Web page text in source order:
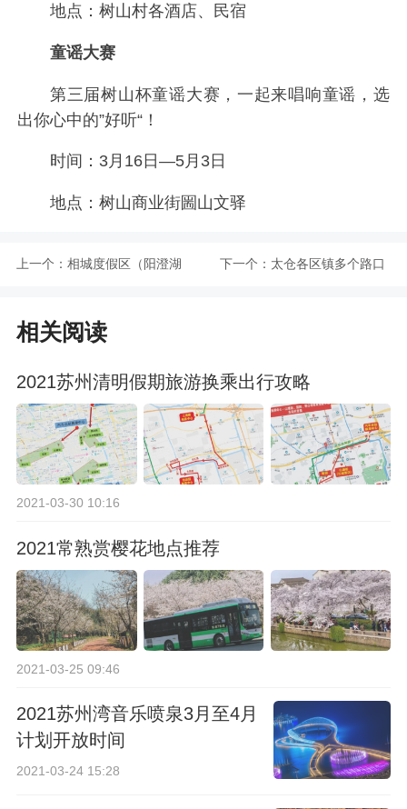
地点：树山村各酒店、民宿
童谣大赛
第三届树山杯童谣大赛，一起来唱响童谣，选
出你心中的”好听“！
时间：3月16日—5月3日
地点：树山商业街圌山文驿
上一个： 相城度假区（阳澄湖 下一个： 太仓各区镇多个路口
相关阅读
2021苏州清明假期旅游换乘出行攻略
2021-03-30 10:16
2021常熟赏樱花地点推荐
2021-03-25 09:46
2021苏州湾音乐喷泉3月至4月
计划开放时间
2021-03-24 15:28